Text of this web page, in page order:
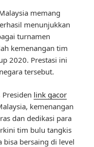
memang
menunjukkan
turnamen
kemenangan tim
2020. Prestasi ini
tersebut.
Presiden link gacor
kemenangan
dan dedikasi para
tim bulu tangkis
bisa bersaing di level